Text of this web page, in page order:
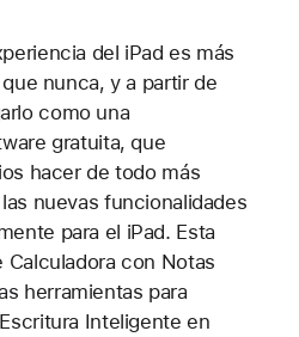
del iPad es más
nunca, y a partir de
como una
gratuita, que
hacer de todo más
nuevas funcionalidades
para el iPad. Esta
con Notas
herramientas para
Inteligente en